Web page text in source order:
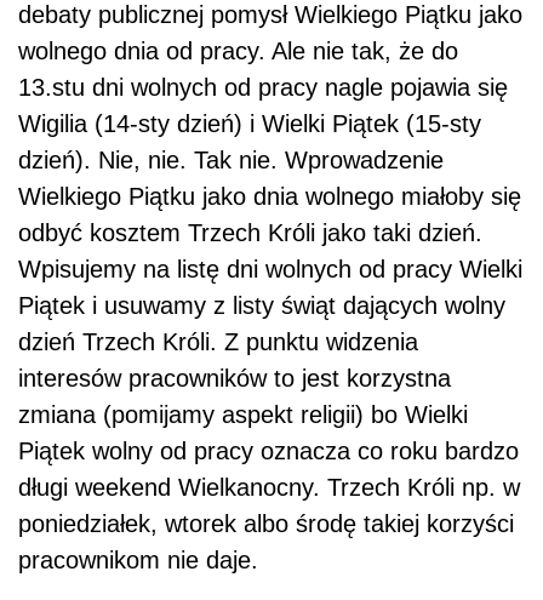
debaty publicznej pomysł Wielkiego Piątku jako
wolnego dnia od pracy. Ale nie tak, że do
13.stu dni wolnych od pracy nagle pojawia się
Wigilia (14-sty dzień) i Wielki Piątek (15-sty
dzień). Nie, nie. Tak nie. Wprowadzenie
Wielkiego Piątku jako dnia wolnego miałoby się
odbyć kosztem Trzech Króli jako taki dzień.
Wpisujemy na listę dni wolnych od pracy Wielki
Piątek i usuwamy z listy świąt dających wolny
dzień Trzech Króli. Z punktu widzenia
interesów pracowników to jest korzystna
zmiana (pomijamy aspekt religii) bo Wielki
Piątek wolny od pracy oznacza co roku bardzo
długi weekend Wielkanocny. Trzech Króli np. w
poniedziałek, wtorek albo środę takiej korzyści
pracownikom nie daje.